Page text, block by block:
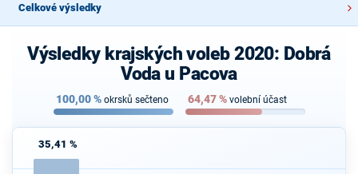
Celkové výsledky
Výsledky krajských voleb 2020: Dobrá
Voda u Pacova
100,00% okrsků sečteno 64,47% volební účast
35,41 %